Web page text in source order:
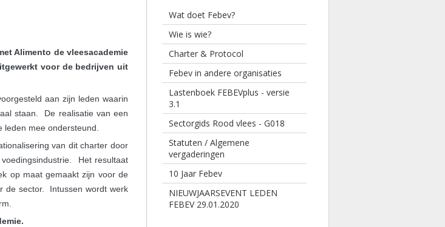
Alimento de vleesacademie
voor de bedrijven uit
aan zijn leden waarin
staan. De realisatie van een
mee ondersteund.
van dit charter door
Het resultaat
op maat gemaakt zijn voor de
de sector. Intussen wordt werk
.
Wat doet Febev?
Wie is wie?
Charter & Protocol
Febev in andere organisaties
Lastenboek FEBEVplus - versie
3.1
Sectorgids Rood vlees - G018
Statuten / Algemene
vergaderingen
10 Jaar Febev
NIEUWJAARSEVENT LEDEN
FEBEV 29.01.2020